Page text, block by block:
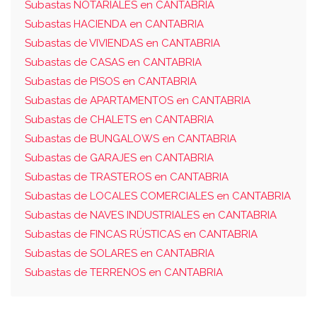
Subastas NOTARIALES en CANTABRIA
Subastas HACIENDA en CANTABRIA
Subastas de VIVIENDAS en CANTABRIA
Subastas de CASAS en CANTABRIA
Subastas de PISOS en CANTABRIA
Subastas de APARTAMENTOS en CANTABRIA
Subastas de CHALETS en CANTABRIA
Subastas de BUNGALOWS en CANTABRIA
Subastas de GARAJES en CANTABRIA
Subastas de TRASTEROS en CANTABRIA
Subastas de LOCALES COMERCIALES en CANTABRIA
Subastas de NAVES INDUSTRIALES en CANTABRIA
Subastas de FINCAS RÚSTICAS en CANTABRIA
Subastas de SOLARES en CANTABRIA
Subastas de TERRENOS en CANTABRIA